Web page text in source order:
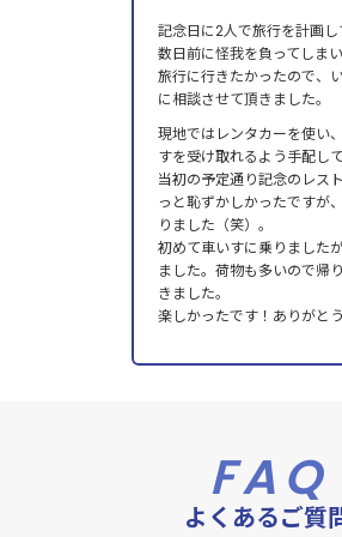
記念日に2人で旅行を計画
数日前に怪我を負ってしま
旅行に行きたかったので、
に相談させて頂きました。
現地ではレンタカーを使い
すを受け取れるよう手配し
当初の予定通り記念のレス
っと恥ずかしかったですが
りました（笑）。
初めて車いすに乗りました
ました。荷物も多いので帰
きました。
楽しかったです！ありがと
FAQ
よくあるご質